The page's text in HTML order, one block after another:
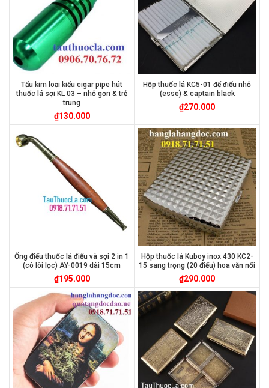
Tẩu kim loại kiểu cigar pipe hút
thuốc lá sợi KL 03 – nhỏ gọn & trẻ
trung
₫130.000
Hộp thuốc lá KC5-01 để điếu nhỏ
(esse) & captain black
₫270.000
Ống điếu thuốc lá điếu và sợi 2 in 1
(có lõi lọc) AY-0019 dài 15cm
₫195.000
Hộp thuốc lá Kuboy inox 430 KC2-
15 sang trọng (20 điếu) hoa văn nổi
₫290.000